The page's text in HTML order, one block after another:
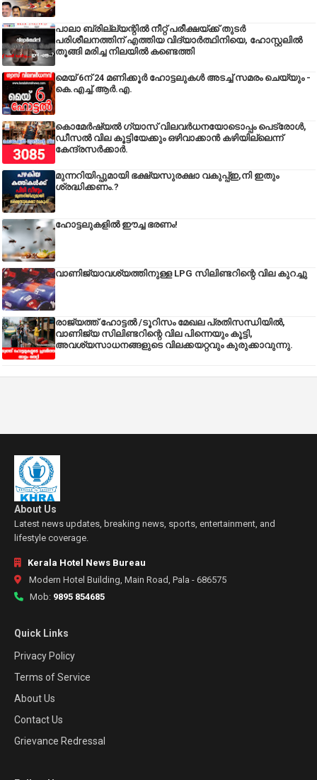
പാലാ ബ്രില്ല്യന്റിൽ നീറ്റ് പരീക്ഷയ്ക്ക് തുടർ
പരിശീലനത്തിന് എത്തിയ വിദ്യാർത്ഥിനിയെ, ഹോസ്റ്റലിൽ
തൂങ്ങി മരിച്ച നിലയിൽ കണ്ടെത്തി
മെയ് 6ന് 24 മണിക്കൂർ ഹോട്ടലുകൾ അടച്ച് സമരം ചെയ്യും -
കെ.എച്ച്.ആർ.എ.
കൊമേർഷ്യൽ ഗ്യാസ് വിലവർധനയോടൊപ്പം പെട്രോൾ,
ഡീസല്‍ വില കൂട്ടിയേക്കും ഒഴിവാക്കാന്‍ കഴിയില്ലെന്ന്
കേന്ദ്രസര്‍ക്കാര്‍.
മുന്നറിയിപ്പുമായി ഭക്ഷ്യസുരക്ഷാ വകുപ്പ്ഇ,നി ഇതും
ശ്രദ്ധിക്കണം.?
ഹോട്ടലുകളിൽ ഈച്ച ഭരണം!
വാണിജ്യാവശ്യത്തിനുള്ള LPG സിലിണ്ടറിന്റെ വില കുറച്ചു
രാജ്യത്ത് ഹോട്ടൽ /ടൂറിസം മേഖല പ്രതിസന്ധിയിൽ,
വാണിജ്യ സിലിണ്ടറിന്റെ വില പിന്നെയും കൂട്ടി,
അവശ്യസാധനങ്ങളുടെ വിലക്കയറ്റവും കുരുക്കാവുന്നു.
About Us
Latest news updates, breaking news, sports, entertainment, and
lifestyle coverage.
Kerala Hotel News Bureau
Modern Hotel Building, Main Road, Pala - 686575
Mob: 9895 854685
Quick Links
Privacy Policy
Terms of Service
About Us
Contact Us
Grievance Redressal